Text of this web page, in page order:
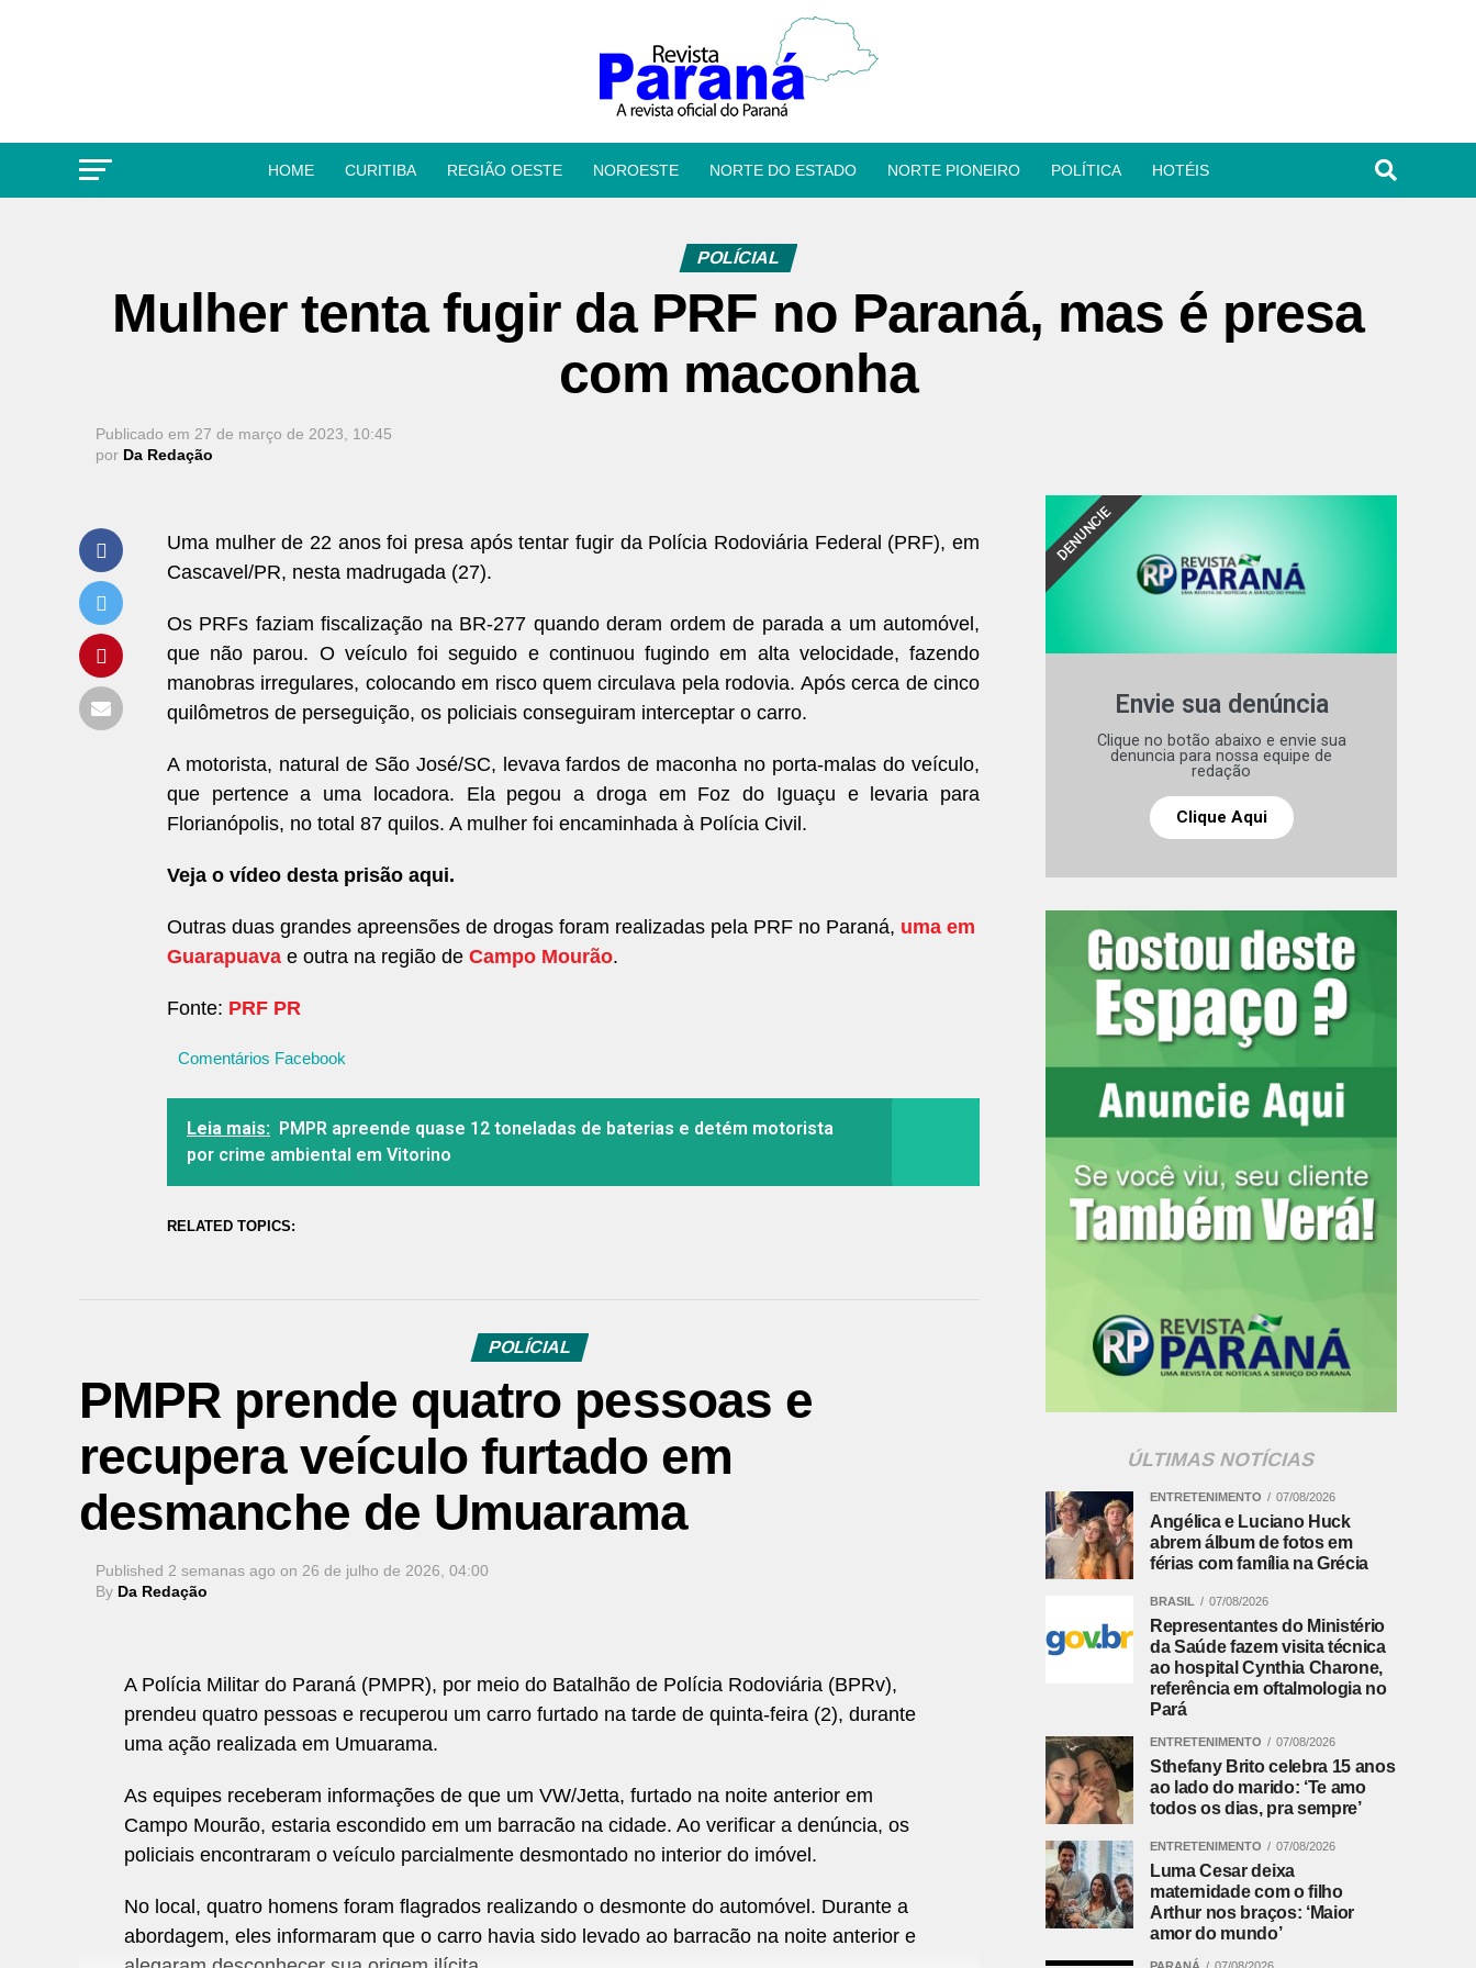
HOME CURITIBA REGIÃO OESTE NOROESTE NORTE DO ESTADO NORTE PIONEIRO POLÍTICA HOTÉIS
POLÍCIAL
Mulher tenta fugir da PRF no Paraná, mas é presa
com maconha
Publicado em 27 de março de 2023, 10:45
por Da Redação
Uma mulher de 22 anos foi presa após tentar fugir da Polícia Rodoviária Federal (PRF), em
Cascavel/PR, nesta madrugada (27).
Os PRFs faziam fiscalização na BR-277 quando deram ordem de parada a um automóvel,
que não parou. O veículo foi seguido e continuou fugindo em alta velocidade, fazendo
manobras irregulares, colocando em risco quem circulava pela rodovia. Após cerca de cinco
quilômetros de perseguição, os policiais conseguiram interceptar o carro.
A motorista, natural de São José/SC, levava fardos de maconha no porta-malas do veículo,
que pertence a uma locadora. Ela pegou a droga em Foz do Iguaçu e levaria para
Florianópolis, no total 87 quilos. A mulher foi encaminhada à Polícia Civil.
Veja o vídeo desta prisão aqui.
Outras duas grandes apreensões de drogas foram realizadas pela PRF no Paraná, uma em
Guarapuava e outra na região de Campo Mourão.
Fonte: PRF PR
Comentários Facebook
Leia mais: PMPR apreende quase 12 toneladas de baterias e detém motorista
por crime ambiental em Vitorino
RELATED TOPICS:
POLÍCIAL
PMPR prende quatro pessoas e
recupera veículo furtado em
desmanche de Umuarama
Published 2 semanas ago on 26 de julho de 2026, 04:00
By Da Redação
A Polícia Militar do Paraná (PMPR), por meio do Batalhão de Polícia Rodoviária (BPRv),
prendeu quatro pessoas e recuperou um carro furtado na tarde de quinta-feira (2), durante
uma ação realizada em Umuarama.
As equipes receberam informações de que um VW/Jetta, furtado na noite anterior em
Campo Mourão, estaria escondido em um barracão na cidade. Ao verificar a denúncia, os
policiais encontraram o veículo parcialmente desmontado no interior do imóvel.
No local, quatro homens foram flagrados realizando o desmonte do automóvel. Durante a
abordagem, eles informaram que o carro havia sido levado ao barracão na noite anterior e
Envie sua denúncia
Clique no botão abaixo e envie sua
denuncia para nossa equipe de
redação
Clique Aqui
DENUNCIE
ÚLTIMAS NOTÍCIAS
ENTRETENIMENTO 07/08/2026
Angélica e Luciano Huck
abrem álbum de fotos em
férias com família na Grécia
BRASIL 07/08/2026
Representantes do Ministério
da Saúde fazem visita técnica
ao hospital Cynthia Charone,
referência em oftalmologia no
Pará
ENTRETENIMENTO 07/08/2026
Sthefany Brito celebra 15 anos
ao lado do marido: ‘Te amo
todos os dias, pra sempre’
ENTRETENIMENTO 07/08/2026
Luma Cesar deixa
maternidade com o filho
Arthur nos braços: ‘Maior
amor do mundo’